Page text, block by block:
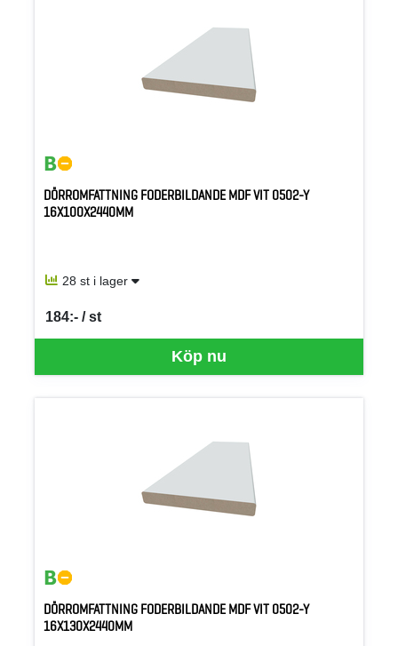
DÖRROMFATTNING FODERBILDANDE MDF VIT 0502-Y
16X100X2440MM
28 st i lager
Köp nu
184:- / st
SEK per ST
DÖRROMFATTNING FODERBILDANDE MDF VIT 0502-Y
16X130X2440MM